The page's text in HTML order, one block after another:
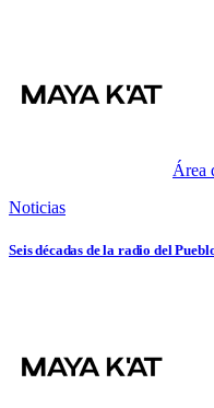
Área
Noticias
Seis décadas de la radio del